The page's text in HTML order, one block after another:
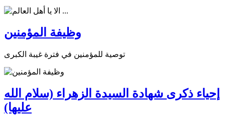
وظيفة المؤمنين
توصية للمؤمنين في فترة غيبة الكبرى
إحياء ذكرى شهادة السيدة الزهراء (سلام الله
عليها)